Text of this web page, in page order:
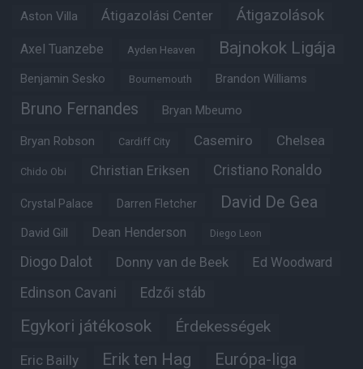
Aston Villa Átigazolási Center Átigazolások
Axel Tuanzebe Ayden Heaven Bajnokok Ligája
Benjamin Sesko Bournemouth Brandon Williams
Bruno Fernandes Bryan Mbeumo
Bryan Robson Cardiff City Casemiro Chelsea
Chido Obi Christian Eriksen Cristiano Ronaldo
Crystal Palace Darren Fletcher David De Gea
David Gill Dean Henderson Diego Leon
Diogo Dalot Donny van de Beek Ed Woodward
Edinson Cavani Edzői stáb
Egykori játékosok Érdekességek
Eric Bailly Erik ten Hag Európa-liga